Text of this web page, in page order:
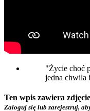
"Życie choć
jedna chwila
Ten wpis zawiera
Zaloguj się lub zarejestruj,